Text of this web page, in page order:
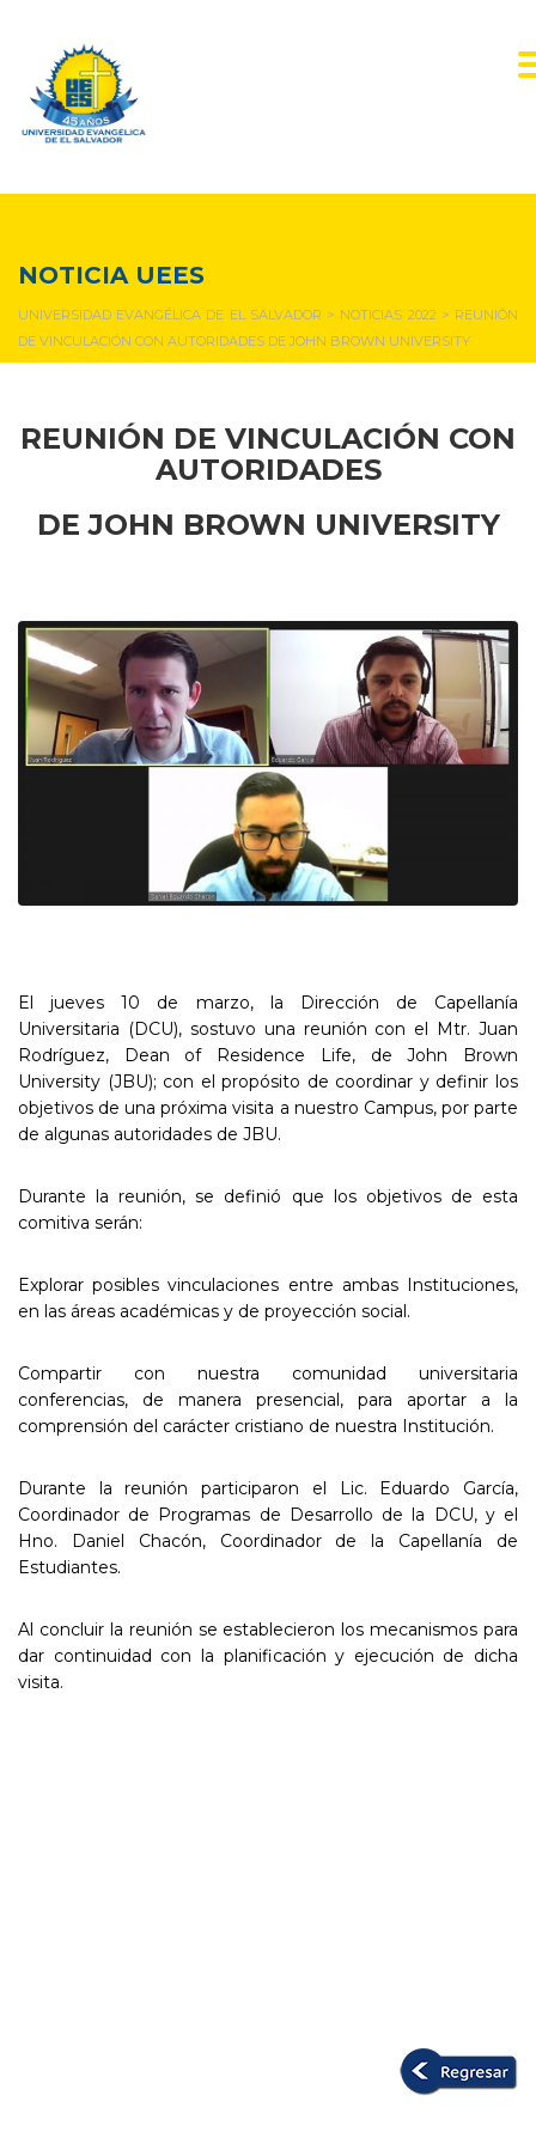
NOTICIA UEES
UNIVERSIDAD EVANGÉLICA DE EL SALVADOR > NOTICIAS 2022> REUNIÓN
DE VINCULACIÓN CON AUTORIDADES DE JOHN BROWN UNIVERSITY
REUNIÓN DE VINCULACIÓN CON
AUTORIDADES
DE JOHN BROWN UNIVERSITY
El jueves 10 de marzo, la Dirección de Capellanía
Universitaria (DCU), sostuvo una reunión con el Mtr. Juan
Rodríguez, Dean of Residence Life, de John Brown
University (JBU); con el propósito de coordinar y definir los
objetivos de una próxima visita a nuestro Campus, por parte
de algunas autoridades de JBU.
Durante la reunión, se definió que los objetivos de esta
comitiva serán:
Explorar posibles vinculaciones entre ambas Instituciones,
en las áreas académicas y de proyección social.
Compartir con nuestra comunidad universitaria
conferencias, de manera presencial, para aportar a la
comprensión del carácter cristiano de nuestra Institución.
Durante la reunión participaron el Lic. Eduardo García,
Coordinador de Programas de Desarrollo de la DCU, y el
Hno. Daniel Chacón, Coordinador de la Capellanía de
Estudiantes.
Al concluir la reunión se establecieron los mecanismos para
dar continuidad con la planificación y ejecución de dicha
visita.